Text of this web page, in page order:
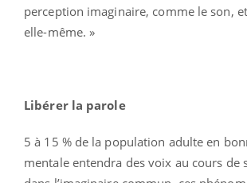
perception imaginaire, comme le son,
elle-même. »
Libérer la parole
5 à 15 % de la population adulte en
mentale entendra des voix au cours de